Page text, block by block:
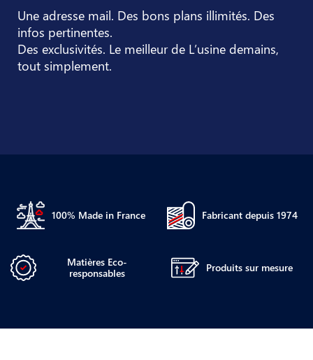
Une adresse mail. Des bons plans illimités. Des
infos pertinentes.
Des exclusivités. Le meilleur de L’usine demains,
tout simplement.
100% Made in France Fabricant depuis 1974
Matières Eco-
responsables
Produits sur mesure